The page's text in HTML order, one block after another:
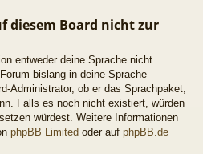
diesem Board nicht zur
entweder deine Sprache nicht
bislang in deine Sprache
Administrator, ob er das Sprachpaket,
Falls es noch nicht existiert, würden
würdest. Weitere Informationen
phpBB Limited oder auf phpBB.de